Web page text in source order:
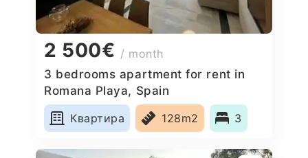
2 500€ / month
3 bedrooms apartment for rent in
Romana Playa, Spain
Квартира
128m2 3